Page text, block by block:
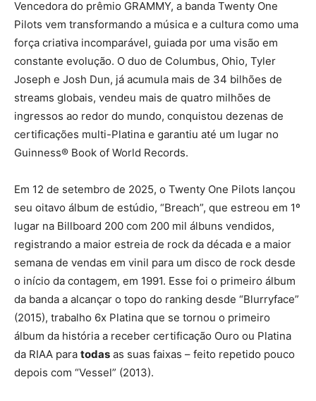
Vencedora do prêmio GRAMMY, a banda Twenty One
Pilots vem transformando a música e a cultura como uma
força criativa incomparável, guiada por uma visão em
constante evolução. O duo de Columbus, Ohio, Tyler
Joseph e Josh Dun, já acumula mais de 34 bilhões de
streams globais, vendeu mais de quatro milhões de
ingressos ao redor do mundo, conquistou dezenas de
certificações multi-Platina e garantiu até um lugar no
Guinness® Book of World Records.
Em 12 de setembro de 2025, o Twenty One Pilots lançou
seu oitavo álbum de estúdio, “Breach”, que estreou em 1º
lugar na Billboard 200 com 200 mil álbuns vendidos,
registrando a maior estreia de rock da década e a maior
semana de vendas em vinil para um disco de rock desde
o início da contagem, em 1991. Esse foi o primeiro álbum
da banda a alcançar o topo do ranking desde “Blurryface”
(2015), trabalho 6x Platina que se tornou o primeiro
álbum da história a receber certificação Ouro ou Platina
da RIAA para todas as suas faixas – feito repetido pouco
depois com “Vessel” (2013).